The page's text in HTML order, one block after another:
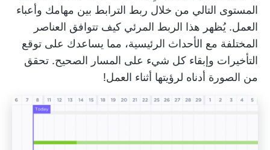
المستوى التالي من خلال ربط الترابط بين مهامك وأعباء
العمل. يُظهر هذا الربط المرئي كيف تتوافق العناصر
المختلفة مع الأحداث الرئيسية، مما يساعدك على توقع
التأخيرات وإبقاء كل شيء على المسار الصحيح. تحقق
من الصورة أدناه لرؤيتها أثناء العمل!